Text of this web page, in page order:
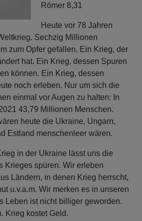
Römer 8,31
Heute vor 78 Jahren
Sechzig Millionen
zum Opfer gefallen. Ein Krieg, der
hat. Ein Krieg, dessen Spuren
können. Ein Krieg, dessen
noch erleben. Nur um sich die
einmal vor Augen zu halten: In
43,79 Millionen Menschen.
heute die Ukraine, Ungarn,
Estland menschenleer wären.
in der Ukraine lässt uns die
Krieges spüren. Wir erleben
Ländern, in denen Krieg herrscht,
u.v.a.m. Wir merken es in unseren
Leben ist nicht billiger geworden.
Krieg kostet Geld.